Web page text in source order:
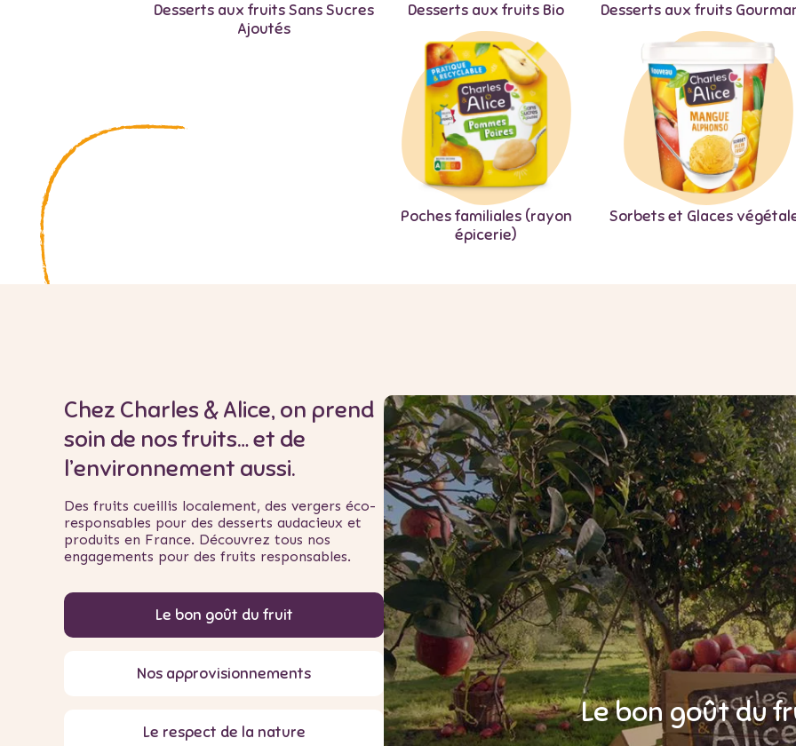
Desserts aux fruits Sans Sucres
Ajoutés
Desserts aux fruits Bio Desserts aux fruits
Poches familiales (rayon
épicerie)
Sorbets et Glaces
Chez Charles & Alice, on prend
soin de nos fruits… et de
l’environnement aussi.
Des fruits cueillis localement, des vergers éco-
responsables pour des desserts audacieux et
produits en France. Découvrez tous nos
engagements pour des fruits responsables.
Le bon goût du fruit
Nos approvisionnements
Le respect de la nature
Le bon goût du